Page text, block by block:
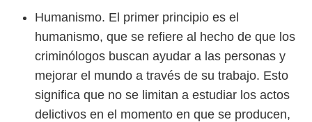
Humanismo. El primer principio es el
humanismo, que se refiere al hecho de que los
criminólogos buscan ayudar a las personas y
mejorar el mundo a través de su trabajo. Esto
significa que no se limitan a estudiar los actos
delictivos en el momento en que se producen,